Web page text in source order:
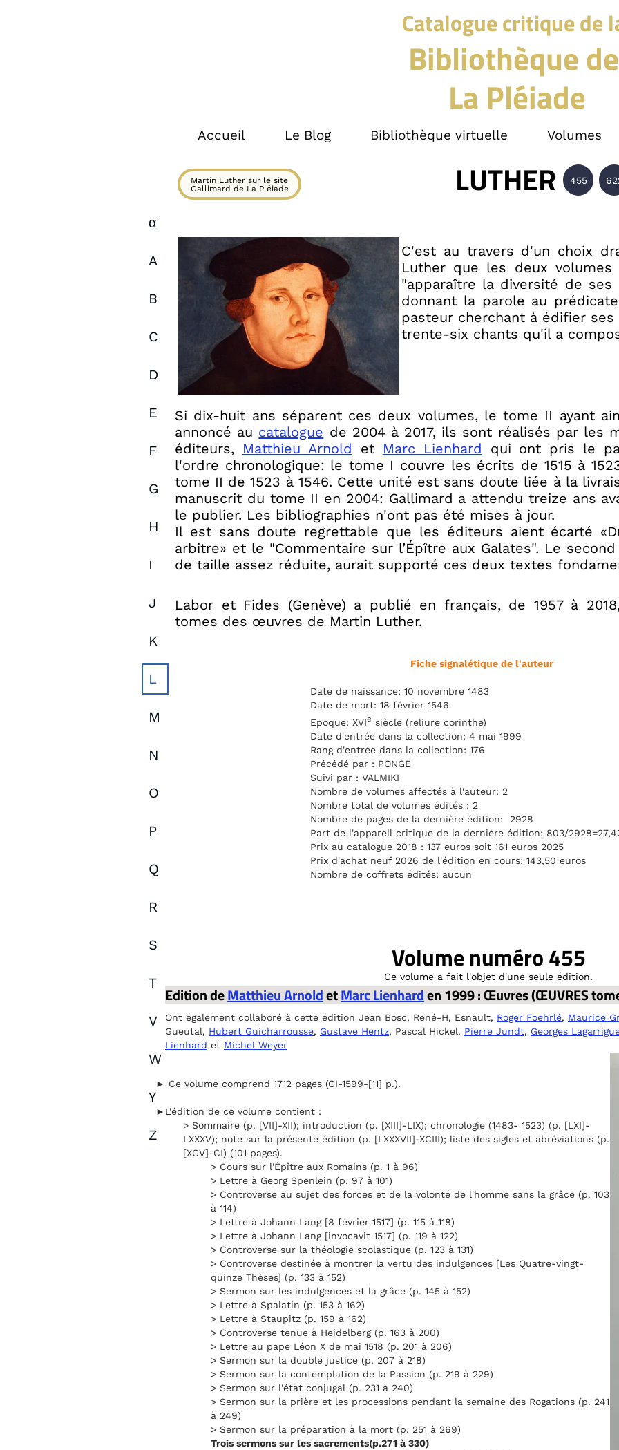
Catalogue critique de
Bibliothèque de
La Pléiade
α
A
B
C
D
E
F
G
H
I
J
K
L
M
N
O
P
Q
R
S
T
V
W
Y
Z
Accueil Le Blog Bibliothèque virtuelle Volumes
LUTHER 455
Martin Luther sur le site
Gallimard de La Pléiade
C'est au travers d'un choix
Luther que les deux
"apparaître la diversité de
donnant la parole au
pasteur cherchant à édifier
trente-six chants qu'il a
Si dix-huit ans séparent ces deux volumes, le tome II ayant
annoncé au catalogue de 2004 à 2017, ils sont réalisés par les
éditeurs, Matthieu Arnold et Marc Lienhard qui ont pris le
l'ordre chronologique: le tome I couvre les écrits de 1515 à
tome II de 1523 à 1546. Cette unité est sans doute liée à la
manuscrit du tome II en 2004: Gallimard a attendu treize ans
le publier. Les bibliographies n'ont pas été mises à jour.
Il est sans doute regrettable que les éditeurs aient écarté
arbitre» et le "Commentaire sur l’Épître aux Galates". Le
de taille assez réduite, aurait supporté ces deux textes
Labor et Fides (Genève) a publié en français, de 1957 à
tomes des œuvres de Martin Luther.
Fiche signalétique de l'auteur
Date de naissance: 10 novembre 1483
Date de mort: 18 février 1546
Epoque: XVIe siècle (reliure corinthe)
Date d'entrée dans la collection: 4 mai 1999
Rang d'entrée dans la collection: 176
Précédé par : PONGE
Suivi par : VALMIKI
Nombre de volumes affectés à l'auteur: 2
Nombre total de volumes édités : 2
Nombre de pages de la dernière édition: 2928
Part de l'appareil critique de la dernière édition: 803/
Prix au catalogue 2018 : 137 euros soit 161 euros 2025
Prix d'achat neuf 2026 de l'édition en cours: 143,50 euros
Nombre de coffrets édités: aucun
Volume numéro 455
Ce volume a fait l'objet d'une seule édition.
Edition deMatthieu ArnoldetMarc Lienharden 1999 : Œuvres (ŒUVRES
Ont également collaboré à cette édition Jean Bosc, René-H, Esnault, Roger Foehrlé, Maurice
Gueutal, Hubert Guicharrousse, Gustave Hentz, Pascal Hickel, Pierre Jundt, Georges
Lienhard et Michel Weyer
► Ce volume comprend 1712 pages (CI-1599-[11] p.).
►L'édition de ce volume contient :
> Sommaire (p. [VII]-XII); introduction (p. [XIII]-LIX); chronologie (1483- 1523) (p. [LXI]-
LXXXV); note sur la présente édition (p. [LXXXVII]-XCIII); liste des sigles et abréviations (p.
[XCV]-CI) (101 pages).
> Cours sur l'Épître aux Romains (p. 1 à 96)
> Lettre à Georg Spenlein (p. 97 à 101)
> Controverse au sujet des forces et de la volonté de l'homme sans la grâce (p. 103
à 114)
> Lettre à Johann Lang [8 février 1517] (p. 115 à 118)
> Lettre à Johann Lang [invocavit 1517] (p. 119 à 122)
> Controverse sur la théologie scolastique (p. 123 à 131)
> Controverse destinée à montrer la vertu des indulgences [Les Quatre-vingt-
quinze Thèses] (p. 133 à 152)
> Sermon sur les indulgences et la grâce (p. 145 à 152)
> Lettre à Spalatin (p. 153 à 162)
> Lettre à Staupitz (p. 159 à 162)
> Controverse tenue à Heidelberg (p. 163 à 200)
> Lettre au pape Léon X de mai 1518 (p. 201 à 206)
> Sermon sur la double justice (p. 207 à 218)
> Sermon sur la contemplation de la Passion (p. 219 à 229)
> Sermon sur l'état conjugal (p. 231 à 240)
> Sermon sur la prière et les processions pendant la semaine des Rogations (p. 241
à 249)
> Sermon sur la préparation à la mort (p. 251 à 269)
Trois sermons sur les sacrements(p.271 à 330)